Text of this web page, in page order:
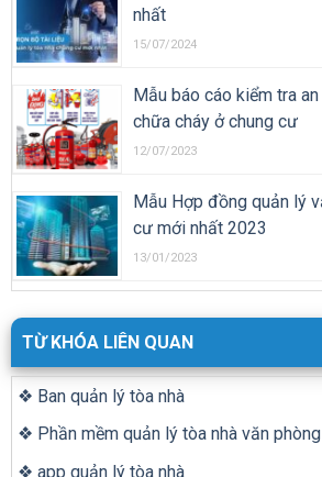
nhất
15/07/2024
Mẫu báo cáo kiểm tra
chữa cháy ở chung cư
12/07/2023
Mẫu Hợp đồng quản lý
cư mới nhất 2023
13/01/2023
TỪ KHÓA LIÊN QUAN
❖ Ban quản lý tòa nhà
❖ Phần mềm quản lý tòa nhà văn phòng
❖ app quản lý tòa nhà